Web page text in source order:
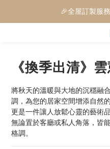
🎉電動
🎉全屋訂製服
🎉電動
《換季出清》
將秋天的溫暖與大地的沉穩融
調，為您的居家空間增添自然
更是一件讓人放鬆心靈的藝術
無論置於客廳或私人角落，皆
格調。